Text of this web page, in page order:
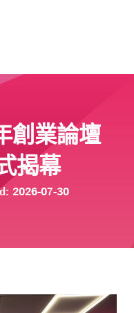
創業論壇
揭幕
2026-07-30